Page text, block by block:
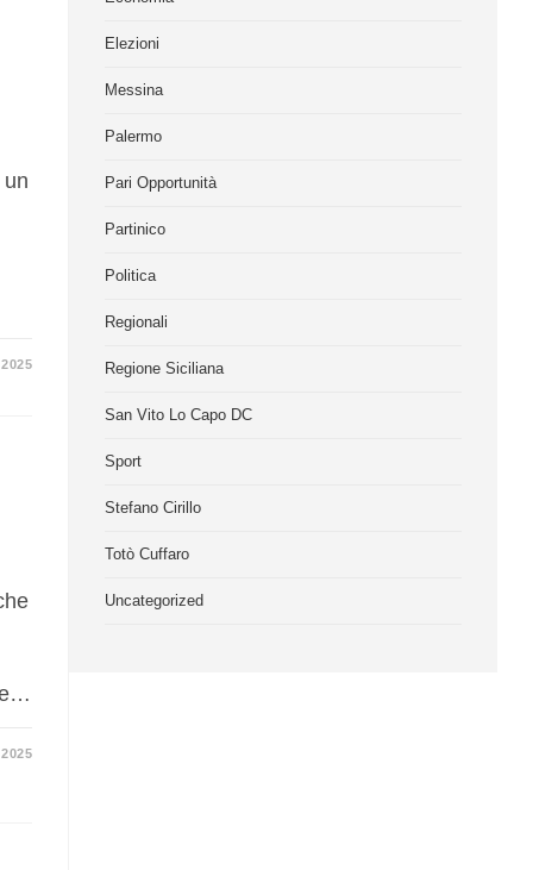
Elezioni
Messina
Palermo
Pari Opportunità
Partinico
Politica
Regionali
Regione Siciliana
San Vito Lo Capo DC
Sport
Stefano Cirillo
Totò Cuffaro
Uncategorized